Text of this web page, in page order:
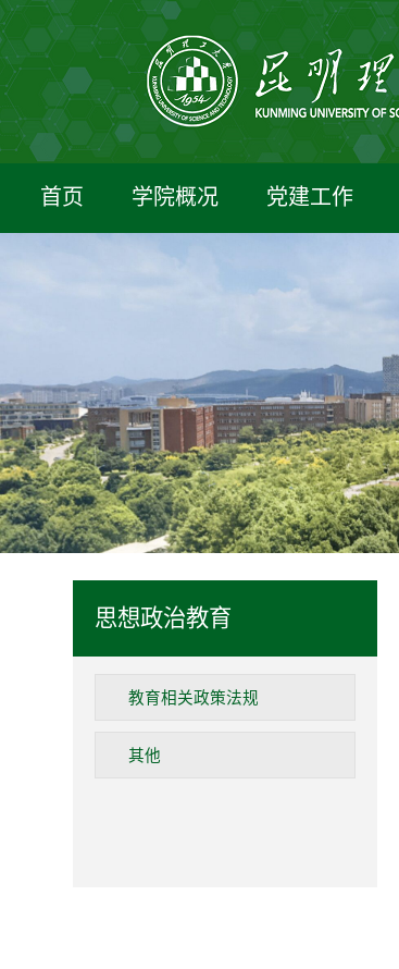
首页 学院概况 党建工作
思想政治教育
教育相关政策法规
其他